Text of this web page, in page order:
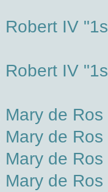
Robert IV
Robert IV
Mary de Ros
Mary de Ros
Mary de Ros
Mary de Ros